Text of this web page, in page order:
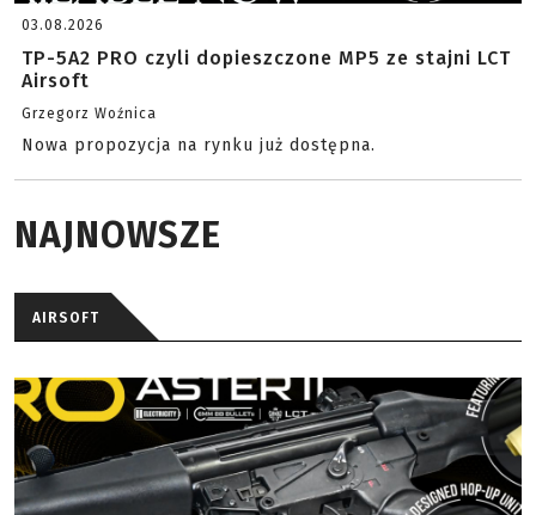
03.08.2026
TP-5A2 PRO czyli dopieszczone MP5 ze stajni LCT
Airsoft
Grzegorz Woźnica
Nowa propozycja na rynku już dostępna.
NAJNOWSZE
AIRSOFT